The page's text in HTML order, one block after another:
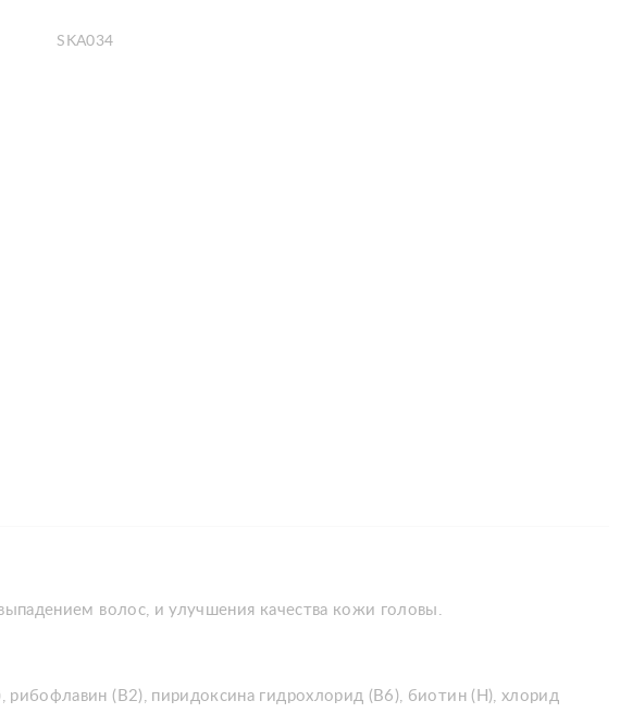
SKA034
волос, и улучшения качества кожи головы.
рибофлавин (В2), пиридоксина гидрохлорид (В6), биотин (Н), хлорид